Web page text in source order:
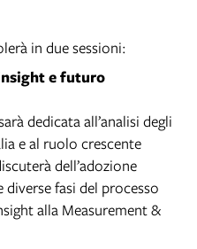
in due sessioni:
e futuro
dedicata all’analisi degli
e al ruolo crescente
dell’adozione
diverse fasi del processo
alla Measurement &